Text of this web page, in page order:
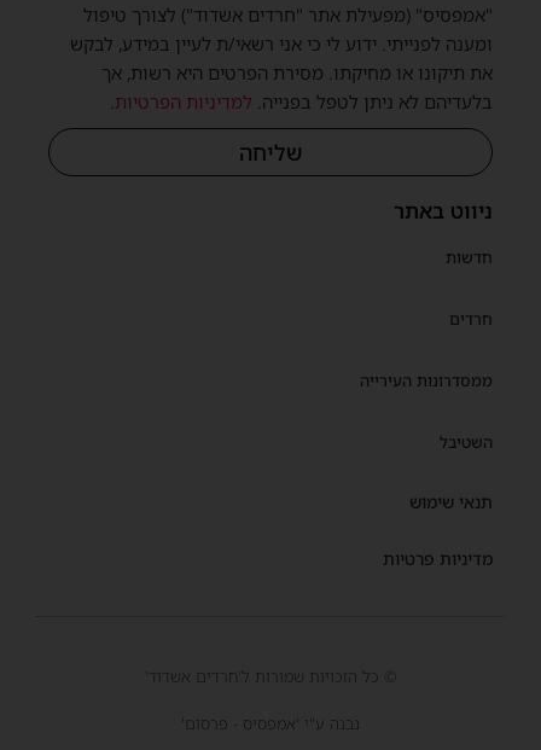
ניווט באתר
חדשות
חרדים
ממסדרונות העירייה
השטיבל
תנאי שימוש
מדיניות פרטיות
"אמפסיס" (מפעילת אתר "חרדים אשדוד") לצורך טיפול
ומענה לפנייתי. ידוע לי כי אני רשאי/ת לעיין במידע, לבקש
את תיקונו או מחיקתו. מסירת הפרטים היא רשות, אך
בלעדיהם לא ניתן לטפל בפנייה. למדיניות הפרטיות.
שליחה
© כל הזכויות שמורות ל'חרדים אשדוד'
נבנה ע"י 'אמפסיס - פרסום'